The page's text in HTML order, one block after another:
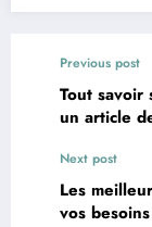
Previous post
Tout savoir
un article
Next post
Les
vos